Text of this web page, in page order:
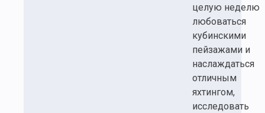
целую неделю
любоваться
кубинскими
пейзажами и
наслаждаться
отличным
яхтингом,
исследовать